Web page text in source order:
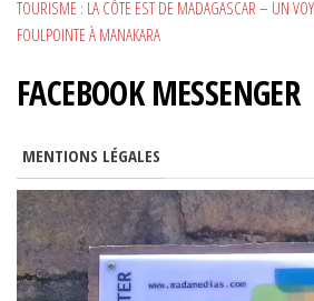
TOURISME : LA CÔTE EST DE MADAGASCAR – UN
FOULPOINTE À MANAKARA
FACEBOOK MESSENGER
MENTIONS LÉGALES